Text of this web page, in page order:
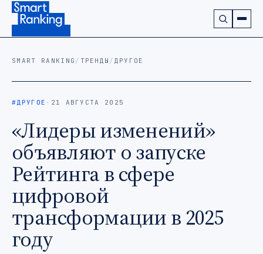
Подписаться на наш канал в Telegram (откроется в
SMART RANKING / ТРЕНДЫ / ДРУГОЕ
#ДРУГОЕ · 21 АВГУСТА 2025
«Лидеры изменений»
объявляют о запуске
Рейтинга в сфере
цифровой
трансформации в 2025
году